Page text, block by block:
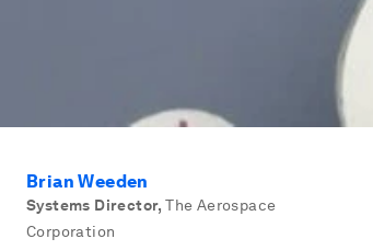
Brian Weeden
Systems Director, The Aerospace
Corporation